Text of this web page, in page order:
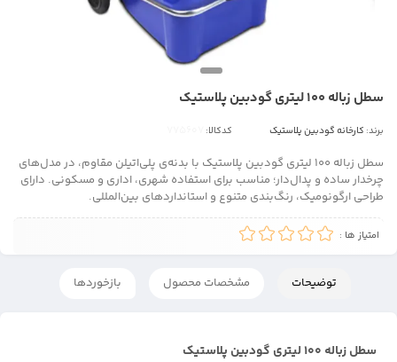
سطل زباله 100 لیتری گودبین پلاستیک
برند: کارخانه گودبین پلاستیک کدکالا:
سطل زباله ۱۰۰ لیتری گودبین پلاستیک با بدنه‌ی پلی‌اتیلن مقاوم، در مدل‌های
چرخدار ساده و پدال‌دار؛ مناسب برای استفاده شهری، اداری و مسکونی. دارای
طراحی ارگونومیک، رنگ‌بندی متنوع و استانداردهای بین‌المللی.
امتیاز ها :
توضیحات مشخصات محصول بازخوردها
سطل زباله 100 لیتری گودبین پلاستیک